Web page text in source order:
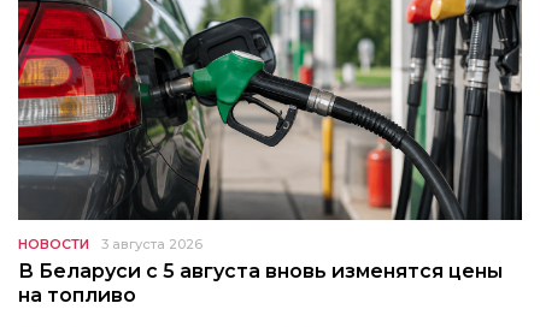
НОВОСТИ 3 августа 2026
В Беларуси с 5 августа вновь изменятся цены
на топливо